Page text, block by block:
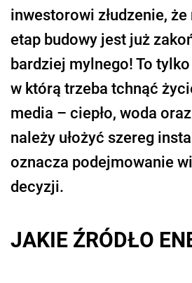
inwestorowi złudzenie,
etap budowy jest już
bardziej mylnego! To
w którą trzeba tchnąć
media – ciepło, woda
należy ułożyć szereg
oznacza podejmowanie
decyzji.
JAKIE ŹRÓDŁO